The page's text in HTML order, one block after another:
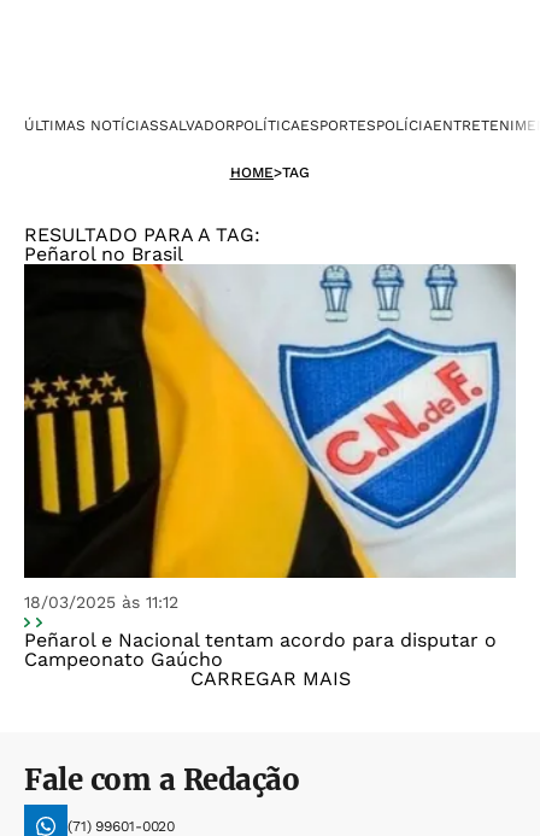
ÚLTIMAS NOTÍCIASSALVADORPOLÍTICAESPORTESPOLÍCIA
HOME>TAG
RESULTADO PARA A TAG:
Peñarol no Brasil
18/03/2025 às 11:12
Peñarol e Nacional tentam acordo para disputar o
Campeonato Gaúcho
CARREGAR MAIS
Fale com a Redação
(71) 99601-0020